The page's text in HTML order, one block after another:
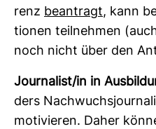
renz bean­tragt, kann
tionen teil­nehmen
noch nicht über den
Jour­na­list/in in
ders
moti­vieren. Daher